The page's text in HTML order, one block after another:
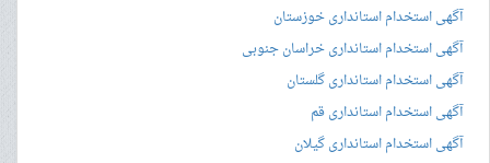
آگهی استخدام استانداری خوزستان
آگهی استخدام استانداری خراسان جنوبی
آگهی استخدام استانداری گلستان
آگهی استخدام استانداری قم
آگهی استخدام استانداری گیلان